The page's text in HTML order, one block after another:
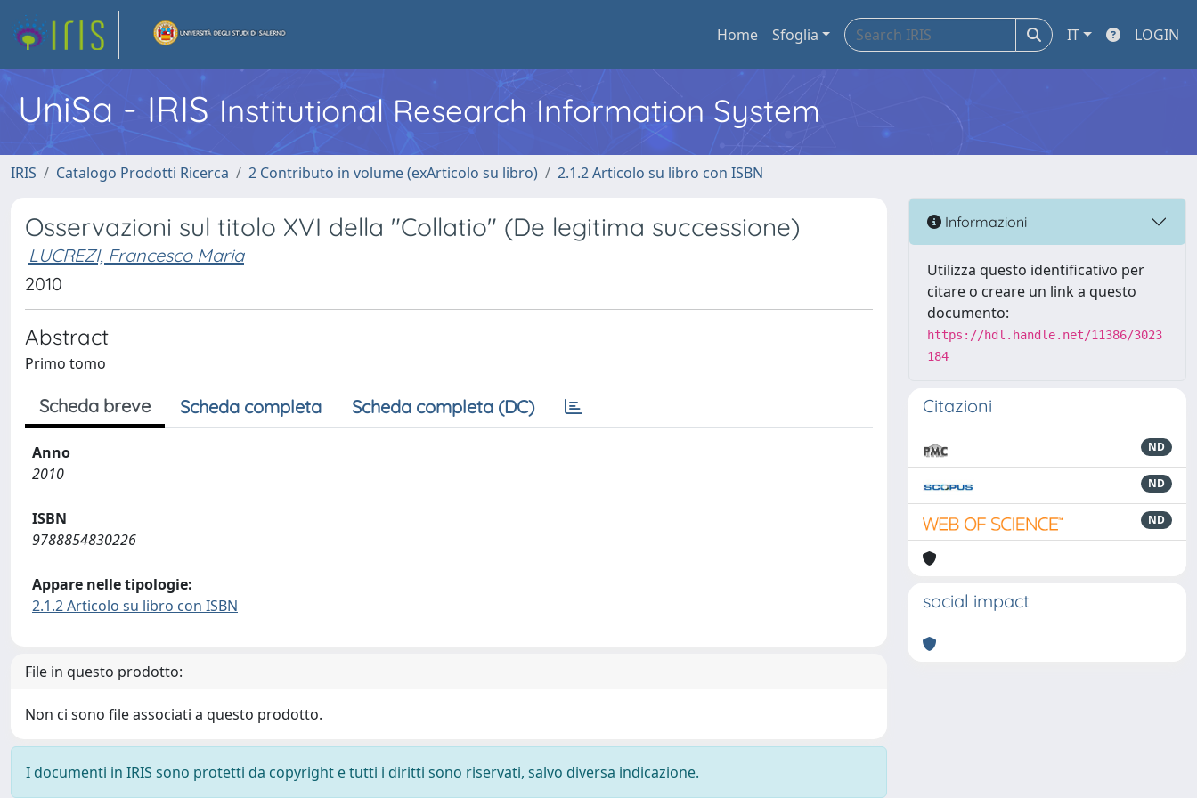
Home Sfoglia IT LOGIN
UniSa - IRIS Institutional Research Information System
IRIS Catalogo Prodotti Ricerca 2 Contributo in volume (exArticolo su libro) 2.1.2 Articolo su libro con ISBN
Osservazioni sul titolo XVI della "Collatio" (De legitima successione)
LUCREZI, Francesco Maria
2010
Abstract
Primo tomo
Scheda breve Scheda completa Scheda completa (DC)
Anno
2010
ISBN
9788854830226
Appare nelle tipologie:
2.1.2 Articolo su libro con ISBN
File in questo prodotto:
Non ci sono file associati a questo prodotto.
I documenti in IRIS sono protetti da copyright e tutti i diritti sono riservati, salvo diversa indicazione.
Informazioni
Utilizza questo identificativo per
citare o creare un link a questo
documento:
https://hdl.handle.net/11386/3023
184
Citazioni
ND
ND
ND
social impact